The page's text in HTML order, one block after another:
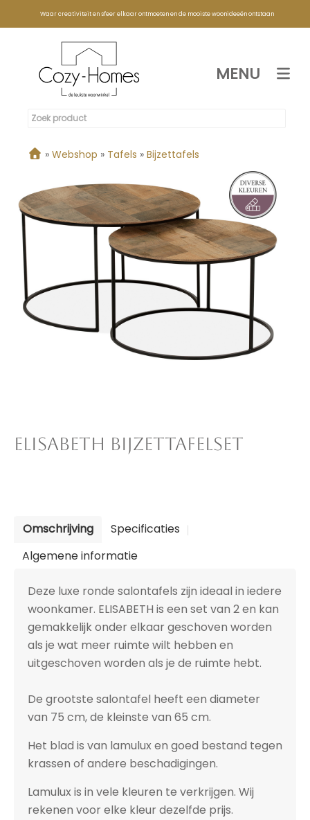
Waar creativiteit en sfeer elkaar ontmoeten en de mooiste woonideeën ontstaan
MENU
» Webshop » Tafels » Bijzettafels
ELISABETH BIJZETTAFELSET
Omschrijving
Specificaties
Algemene informatie
Deze luxe ronde salontafels zijn ideaal in iedere
woonkamer. ELISABETH is een set van 2 en kan
gemakkelijk onder elkaar geschoven worden
als je wat meer ruimte wilt hebben en
uitgeschoven worden als je de ruimte hebt.
De grootste salontafel heeft een diameter
van 75 cm, de kleinste van 65 cm.
Het blad is van lamulux en goed bestand tegen
krassen of andere beschadigingen.
Lamulux is in vele kleuren te verkrijgen. Wij
rekenen voor elke kleur dezelfde prijs.